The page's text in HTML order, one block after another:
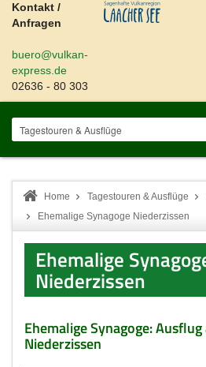
Kontakt /
Anfragen
buero@vulkan-
express.de
02636 - 80 303
Home Tagestouren & Ausflüge
Ehemalige Synagoge Niederzissen
Ehemalige
Niederzissen
Ehemalige Synagoge:
Niederzissen